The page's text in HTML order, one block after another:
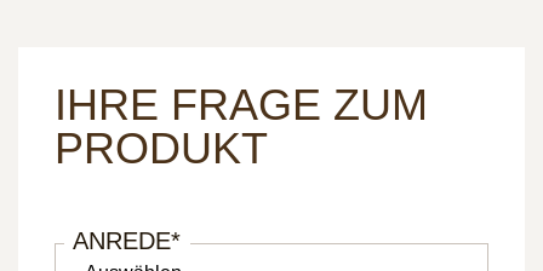
IHRE FRAGE ZUM
PRODUKT
ANREDE*